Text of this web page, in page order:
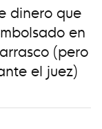
dinero que
en
(pero
el juez)